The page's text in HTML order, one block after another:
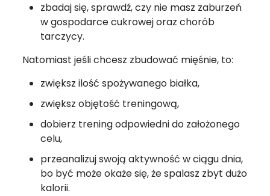
zbadaj się, sprawdź, czy nie masz zaburzeń
w gospodarce cukrowej oraz chorób
tarczycy.
Natomiast jeśli chcesz zbudować mięśnie, to:
zwiększ ilość spożywanego białka,
zwiększ objętość treningową,
dobierz trening odpowiedni do założonego
celu,
przeanalizuj swoją aktywność w ciągu dnia,
bo być może okaże się, że spalasz zbyt dużo
kalorii.